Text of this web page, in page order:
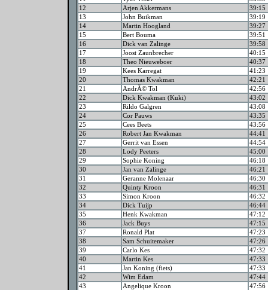
12
Arjen Akkermans
39:15
13
John Buikman
39:19
14
Martin Hoogland
39:27
15
Bert Bouma
39:51
16
Dick van Zalinge
39:58
17
Joost Zaunbrecher
40:15
18
Theo Nieuweboer
40:37
19
Kees Karregat
41:23
20
Thomas Kwakman
42:21
21
AndrÃ© Tol
42:56
22
Dick Kwakman (Kuki)
43:02
23
Rildo Galgren
43:08
24
Cor Pauws
43:35
25
Cees Beets
43:56
26
Robert Jan Kwakman
44:41
27
Gerrit van Essen
44:54
28
Lody Peeters
45:00
29
Sophie Koning
46:18
30
Jan van Zalinge
46:21
31
Geranne Molenaar
46:30
32
Quinty Kroon
46:31
33
Simon Kroon
46:32
34
Dick Tuijp
46:44
35
Henk Kwakman
47:12
36
Jack Buys
47:15
37
Ronald Plat
47:23
38
Sam Schuitemaker
47:26
39
Carlo Kes
47:32
40
Martin Kes
47:33
41
Jan Koning (fiets)
47:33
42
Wim Edam
47:44
43
Angelique Kroon
47:56